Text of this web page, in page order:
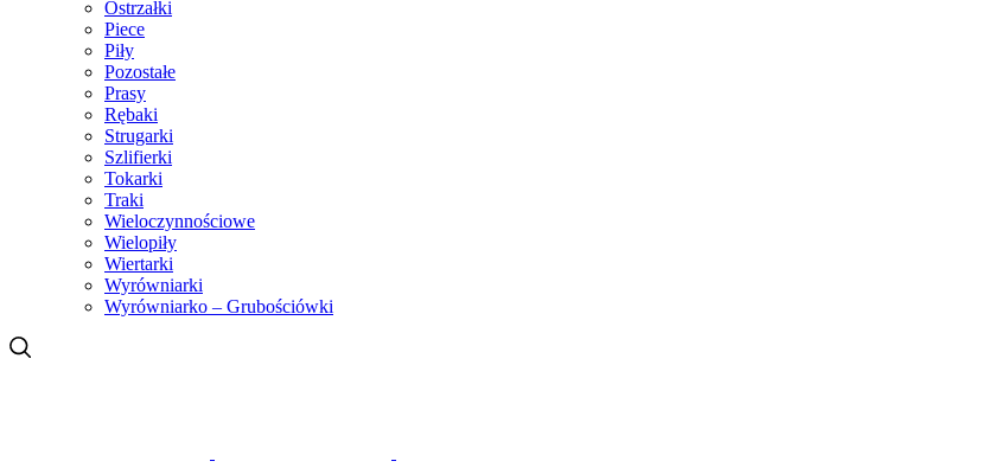
Ostrzałki
Piece
Piły
Pozostałe
Prasy
Rębaki
Strugarki
Szlifierki
Tokarki
Traki
Wieloczynnościowe
Wielopiły
Wiertarki
Wyrówniarki
Wyrówniarko – Grubościówki